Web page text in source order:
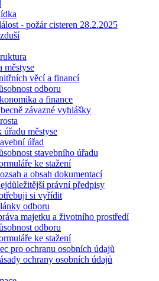
- požár cisteren 28.2.2025
městyse
věcí a financí
odboru
a finance
závazné vyhlášky
úřadu městyse
úřad
stavebního úřadu
ke stažení
a obsah dokumentací
právní předpisy
si vyřídit
odboru
majetku a životního prostředí
odboru
ke stažení
pro ochranu osobních údajů
ochrany osobních údajů